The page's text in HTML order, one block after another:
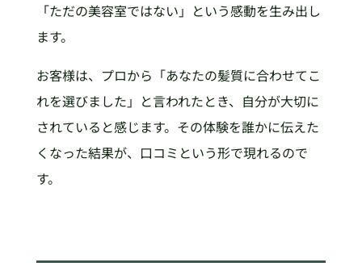
「ただの美容室ではない」という感動を生み出し
ます。
お客様は、プロから「あなたの髪質に合わせてこ
れを選びました」と言われたとき、自分が大切に
されていると感じます。その体験を誰かに伝えた
くなった結果が、口コミという形で現れるので
す。